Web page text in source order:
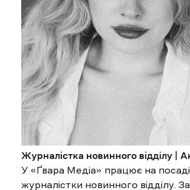
Журналістка новинного відділу |
У «Ґвара Медіа» працює на посаді
журналістки новинного відділу.